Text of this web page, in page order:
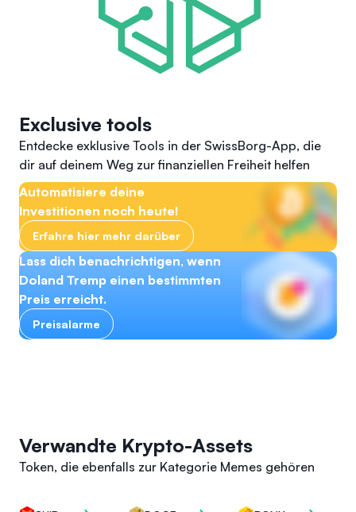
Exclusive tools
Entdecke exklusive Tools in der SwissBorg-App, die
dir auf deinem Weg zur finanziellen Freiheit helfen
Automatisiere deine
Investitionen noch heute!
Erfahre hier mehr darüber
Lass dich benachrichtigen, wenn
Doland Tremp einen bestimmten
Preis erreicht.
Preisalarme
Verwandte Krypto-Assets
Token, die ebenfalls zur Kategorie Memes gehören